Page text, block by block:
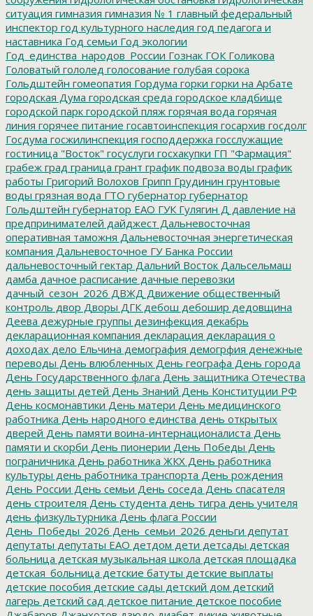
ситуация гимназия гимназия № 1 главный федеральный
инспектор год культурного наследия год педагога и
наставника Год семьи Год экологии
Год_единства_народов_России Гознак ГОК Голикова
Головатый гололед голосование голубая сорока
Гольдштейн гомеопатия Гордума горки горки на Арбате
городская Дума городская среда городское кладбище
городской парк городской пляж горячая вода горячая
линия горячее питание госавтоинспекция госархив госдолг
Госдума госжилинспекция господдержка госслужащие
гостиница "Восток" госуслуги госхакупки ГП "Фармация"
грабеж град граница грант график подвоза воды график
работы Григорий Волохов Грипп Грудинин грунтовые
воды грязная вода ГТО губернатор губернатор
Гольдштейн губернатор ЕАО ГУК Гулягин Д давление на
предпринимателей дайджест Дальневосточная
оперативная таможня Дальневосточная энергетическая
компания Дальневосточное ГУ Банка России
дальневосточный гектар Дальний Восток Дальсельмаш
дамба дачное расписание дачные перевозки
дачный_сезон_2026 ДВЖД Движение общественный
контроль двор Дворы ДГК дебош дебошир дедовщина
Деева дежурные группы дезинфекция декабрь
декларационная компания декларация декларация о
доходах дело Ельчина демография демогрфия денежные
переводы День влюбленных День географа День города
День Государственного флага День защитника Отечества
день защиты детей День Знаний День Конституции РФ
День космонавтики День матери День медицинского
работника День народного единства день открытых
дверей День памяти воина-интернационалиста День
памяти и скорби День пионерии День Победы День
пограничника День работника ЖКХ День работника
культуры день работника транспорта День рождения
День России День семьи День соседа День спасателя
день строителя День студента день тигра день учителя
день физкультурника День флага России
День_Победы_2026 День_семьи_2026 деньги депутат
депутаты депутаты ЕАО детдом дети детсады детская
больница детская музыкальная школа детская площадка
детская_больница детские батуты детские выплаты
детские пособия детские сады детский дом детский
лагерь детский сад детское питание детское пособие